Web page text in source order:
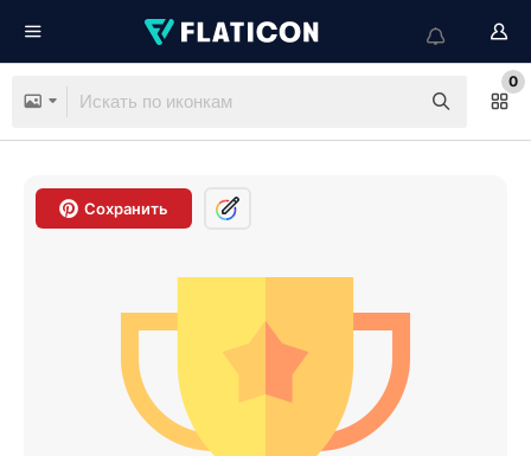
0
Сохранить